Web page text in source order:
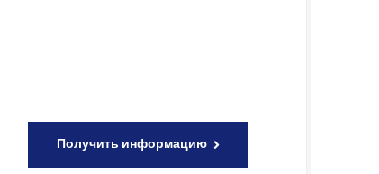
Получить информацию